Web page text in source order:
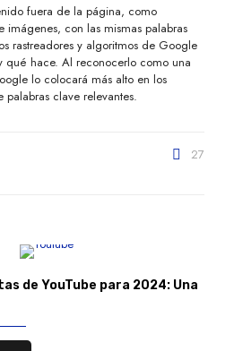
fuera de la página, como
imágenes, con las mismas palabras
rastreadores y algoritmos de Google
qué hace. Al reconocerlo como una
lo colocará más alto en los
clave relevantes.
27
de YouTube para 2024: Una